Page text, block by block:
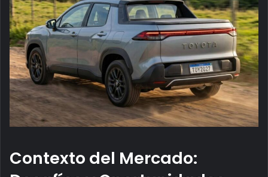
Contexto del Mercado: